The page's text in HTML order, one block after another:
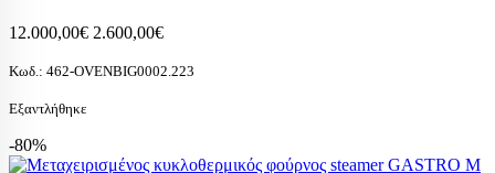
12.000,00€ 2.600,00€
Κωδ.: 462-OVENBIG0002.223
Εξαντλήθηκε
-80%